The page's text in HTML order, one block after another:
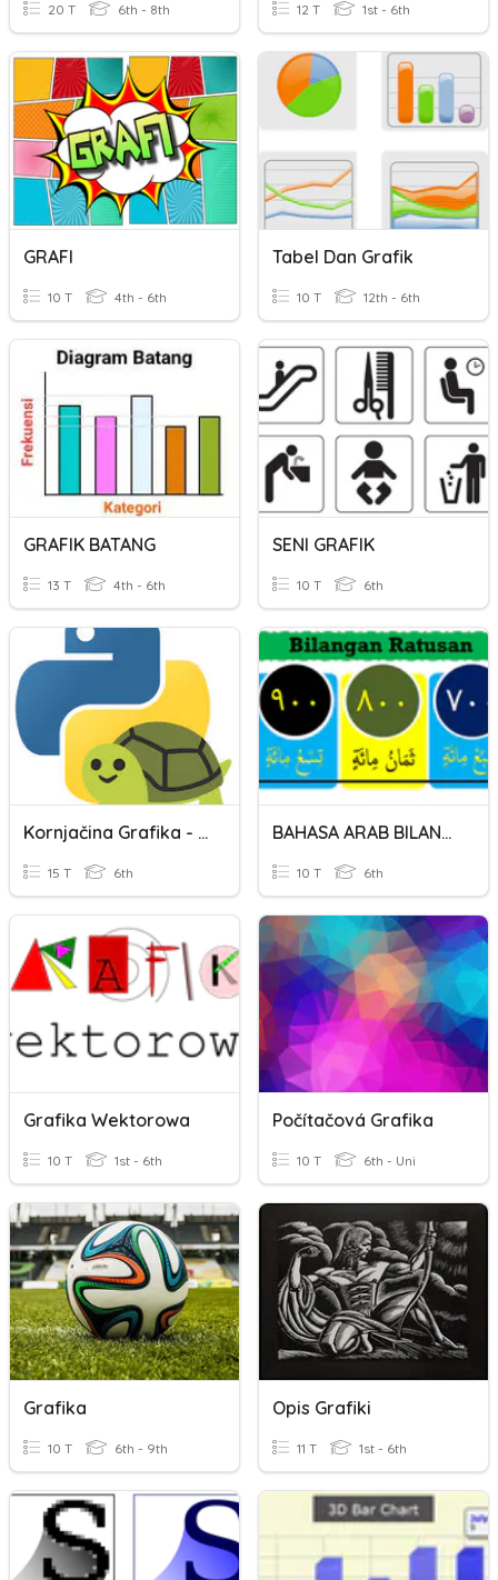
20 T 6th - 8th 12 T 1st - 6th
GRAFI
10 T 4th - 6th
Tabel Dan Grafik
10 T 12th - 6th
GRAFIK BATANG
13 T 4th - 6th
SENI GRAFIK
10 T 6th
Kornjačina Grafika - Ponavljanje
15 T 6th
BAHASA ARAB BILANGAN RATUSAN
10 T 6th
Grafika Wektorowa
10 T 1st - 6th
Počítačová Grafika
10 T 6th - Uni
Grafika
10 T 6th - 9th
Opis Grafiki
11 T 1st - 6th